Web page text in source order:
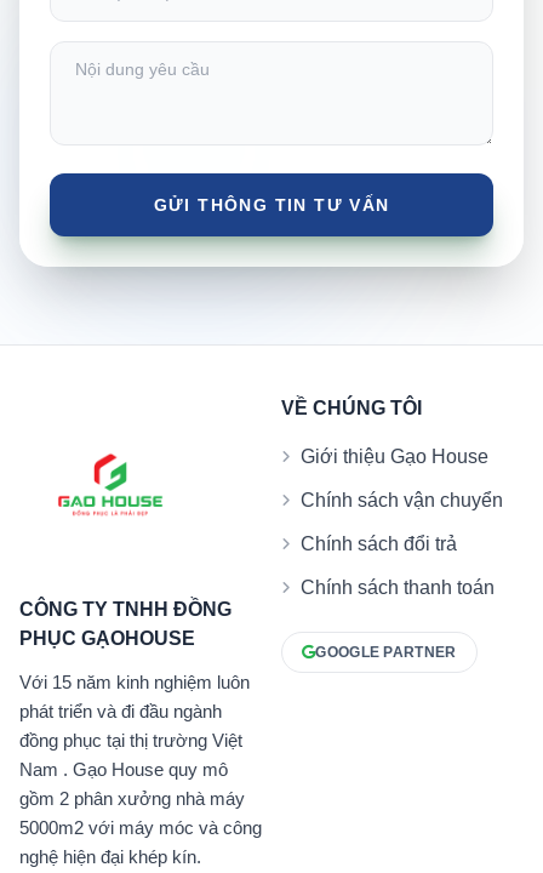
CÔNG TY TNHH ĐỒNG
PHỤC GẠOHOUSE
Với 15 năm kinh nghiệm luôn
phát triển và đi đầu ngành
đồng phục tại thị trường Việt
Nam . Gạo House quy mô
gồm 2 phân xưởng nhà máy
5000m2 với máy móc và công
nghệ hiện đại khép kín.
VỀ CHÚNG TÔI
Giới thiệu Gạo House
Chính sách vận chuyển
Chính sách đổi trả
Chính sách thanh toán
GOOGLE PARTNER